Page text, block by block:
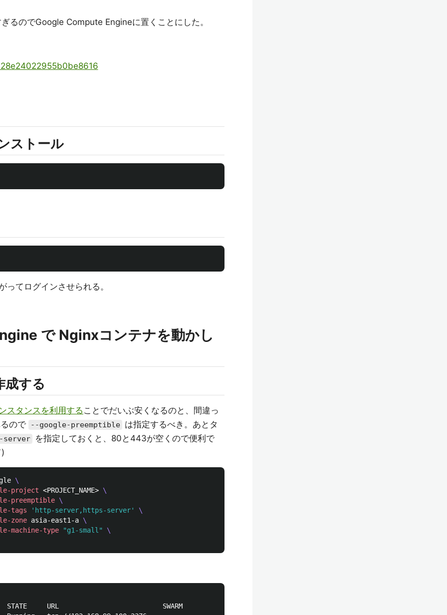
るのでGoogle Compute Engineに置くことにした。
ストール
ってログインさせられる。
で Nginxコンテナを動かし
する
スタンスを利用する ことでだいぶ安くなるのと、間違っ
ので
--google-preemptible は指定するべき。あとタ
server
を指定しておくと、80と443が空くので便利で
\
project <PROJECT_NAME> \
preemptible \
tags
'http-server,https-server'
\
zone asia-east1-a \
machine-type
"g1-small" \
STATE     URL                          SWARM